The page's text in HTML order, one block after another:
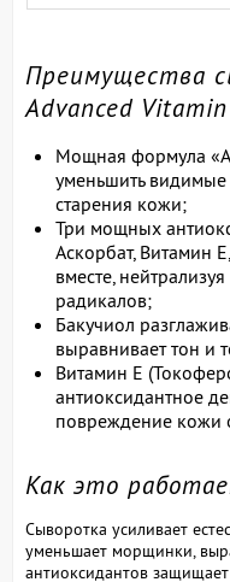
Преимущества
Advanced
Мощная формула
уменьшить
старения кожи;
Три мощных
Аскорбат, Витамин
вместе,
радикалов;
Бакучиол
выравнивает тон и
Витамин Е
антиоксидантное
повреждение кожи
Как это
Сыворотка усиливает
уменьшает морщинки,
антиоксидантов